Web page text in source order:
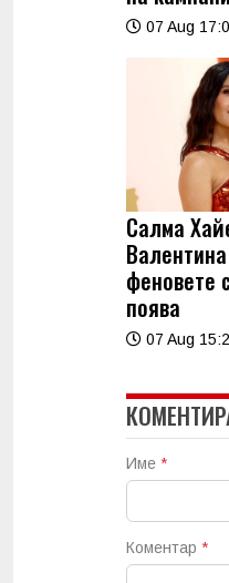
07 Aug
Салма
феновете
поява
07 Aug
Име *
Коментар *